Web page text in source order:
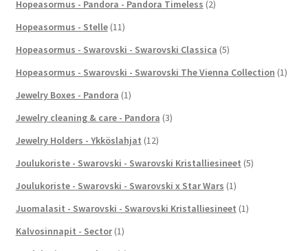
Hopeasormus - Pandora - Pandora Timeless (2)
Hopeasormus - Stelle (11)
Hopeasormus - Swarovski - Swarovski Classica (5)
Hopeasormus - Swarovski - Swarovski The Vienna Collection (1)
Jewelry Boxes - Pandora (1)
Jewelry cleaning & care - Pandora (3)
Jewelry Holders - Ykköslahjat (12)
Joulukoriste - Swarovski - Swarovski Kristalliesineet (5)
Joulukoriste - Swarovski - Swarovski x Star Wars (1)
Juomalasit - Swarovski - Swarovski Kristalliesineet (1)
Kalvosinnapit - Sector (1)